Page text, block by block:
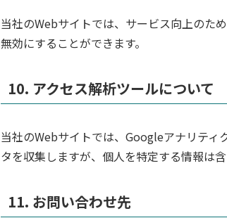
当社のWebサイトでは、サービス向上のた
無効にすることができます。
10. アクセス解析ツールについて
当社のWebサイトでは、Googleアナリティ
タを収集しますが、個人を特定する情報は含
11. お問い合わせ先